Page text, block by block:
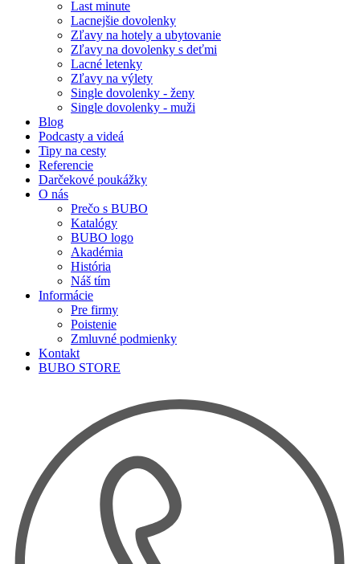
Last minute
Lacnejšie dovolenky
Zľavy na hotely a ubytovanie
Zľavy na dovolenky s deťmi
Lacné letenky
Zľavy na výlety
Single dovolenky - ženy
Single dovolenky - muži
Blog
Podcasty a videá
Tipy na cesty
Referencie
Darčekové poukážky
O nás
Prečo s BUBO
Katalógy
BUBO logo
Akadémia
História
Náš tím
Informácie
Pre firmy
Poistenie
Zmluvné podmienky
Kontakt
BUBO STORE